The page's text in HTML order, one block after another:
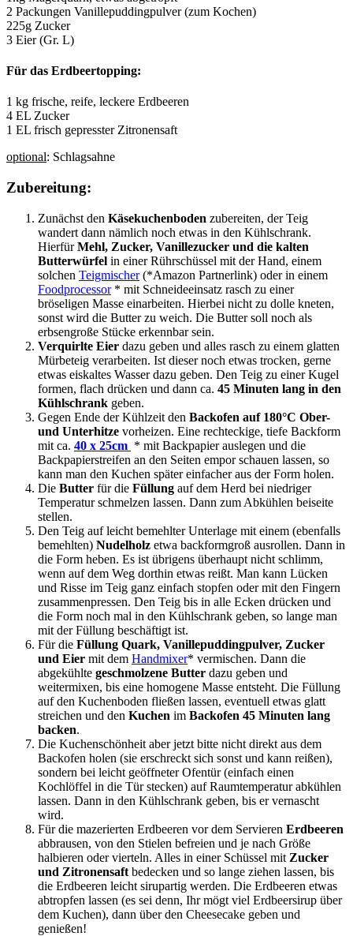
2 Packungen Vanillepuddingpulver (zum Kochen)
225g Zucker
3 Eier (Gr. L)
Für das Erdbeertopping:
1 kg frische, reife, leckere Erdbeeren
4 EL Zucker
1 EL frisch gepresster Zitronensaft
optional: Schlagsahne
Zubereitung:
Zunächst den Käsekuchenboden zubereiten, der Teig
wandert dann nämlich noch etwas in den Kühlschrank.
HierfürMehl, Zucker, Vanillezucker und die kalten
Butterwürfel in einer Rührschüssel mit der Hand, einem
solchen Teigmischer(*Amazon Partnerlink) oder in einem
Foodprocessor* mit Schneideeinsatz rasch zu einer
bröseligen Masse einarbeiten. Hierbei nicht zu dolle kneten,
sonst wird die Butter zu weich. Die Butter soll noch als
erbsengroße Stücke erkennbar sein.
Verquirlte Eier dazu geben und alles rasch zu einem glatten
Mürbeteig verarbeiten. Ist dieser noch etwas trocken, gerne
etwas eiskaltes Wasser dazu geben. Den Teig zu einer Kugel
formen, flach drücken und dann ca. 45 Minuten lang in den
Kühlschrank geben.
Gegen Ende der Kühlzeit den Backofen auf 180°C Ober-
und Unterhitze vorheizen. Eine rechteckige, tiefe Backform
mit ca. 40 x 25cm * mit Backpapier auslegen und die
Backpapierstreifen an den Seiten empor schauen lassen, so
kann man den Kuchen später einfacher aus der Form holen.
Die Butter für die Füllung auf dem Herd bei niedriger
Temperatur schmelzen lassen. Dann zum Abkühlen beiseite
stellen.
Den Teig auf leicht bemehlter Unterlage mit einem (ebenfalls
bemehlten) Nudelholz etwa backformgroß ausrollen. Dann in
die Form heben. Es ist übrigens überhaupt nicht schlimm,
wenn auf dem Weg dorthin etwas reißt. Man kann Lücken
und Risse im Teig ganz einfach stopfen oder mit den Fingern
zusammenpressen. Den Teig bis in alle Ecken drücken und
die Form noch mal in den Kühlschrank geben, so lange man
mit der Füllung beschäftigt ist.
Für die Füllung Quark, Vanillepuddingpulver, Zucker
und Eier mit dem Handmixer* vermischen. Dann die
abgekühlte geschmolzene Butter dazu geben und
weitermixen, bis eine homogene Masse entsteht. Die Füllung
auf den Kuchenboden fließen lassen, eventuell etwas glatt
streichen und den Kuchen im Backofen 45 Minuten lang
backen.
Die Kuchenschönheit aber jetzt bitte nicht direkt aus dem
Backofen holen (sie erschreckt sich sonst und kann reißen),
sondern bei leicht geöffneter Ofentür (einfach einen
Kochlöffel in die Tür stecken) auf Raumtemperatur abkühlen
lassen. Dann in den Kühlschrank geben, bis er vernascht
wird.
Für die mazerierten Erdbeeren vor dem Servieren Erdbeeren
abbrausen, von den Stielen befreien und je nach Größe
halbieren oder vierteln. Alles in einer Schüssel mit Zucker
und Zitronensaft bedecken und so lange ziehen lassen, bis
die Erdbeeren leicht sirupartig werden. Die Erdbeeren etwas
abtropfen lassen (es sei denn, Ihr mögt viel Erdbeersirup über
dem Kuchen), dann über den Cheesecake geben und
genießen!